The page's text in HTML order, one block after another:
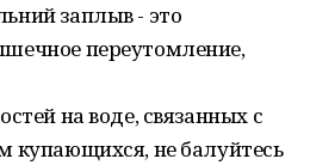
заплыв - это
переутомление,
на воде, связанных с
купающихся, не балуйтесь